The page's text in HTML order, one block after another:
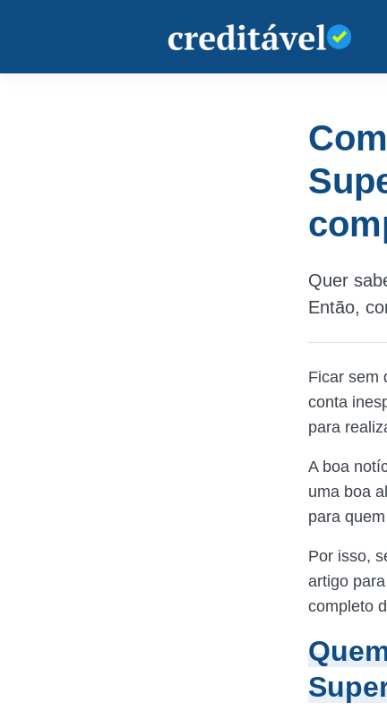
Quer
Então,
Ficar sem
conta
para
A boa
uma boa
para
Por isso,
artigo
completo